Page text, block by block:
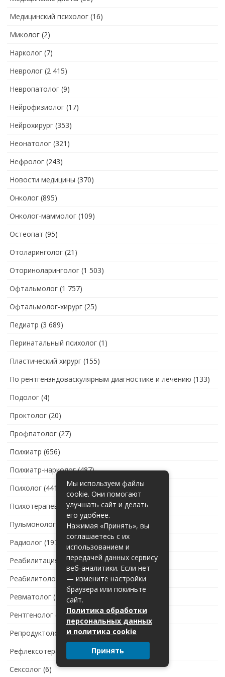
Медицинский психолог (16)
Миколог (2)
Нарколог (7)
Невролог (2 415)
Невропатолог (9)
Нейрофизиолог (17)
Нейрохирург (353)
Неонатолог (321)
Нефролог (243)
Новости медицины (370)
Онколог (895)
Онколог-маммолог (109)
Остеопат (95)
Отоларинголог (21)
Оториноларинголог (1 503)
Офтальмолог (1 757)
Офтальмолог-хирург (25)
Педиатр (3 689)
Перинатальный психолог (1)
Пластический хирург (155)
По рентгенэндоваскулярным диагностике и лечению (133)
Подолог (4)
Проктолог (20)
Профпатолог (27)
Психиатр (656)
Психиатр-нарколог(487)
Психолог (441)
Психотерапевт
(217)
Пульмонолог (186)
Радиолог (197)
Реабилитация после травм (5)
Реабилитолог
(56)
Ревматолог (185)
Рентгенолог (1 359)
Репродуктолог
(48)
Рефлексотерапевт
(133)
Сексолог (6)
Мы используем файлы
cookie. Они помогают
улучшать сайт и делать
его удобнее.
Нажимая «Принять», вы
соглашаетесь с их
использованием и
передачей данных сервису
веб-аналитики. Если нет
— измените настройки
браузера или покиньте
сайт.
Политика обработки
персональных данных
и политика cookie
Принять